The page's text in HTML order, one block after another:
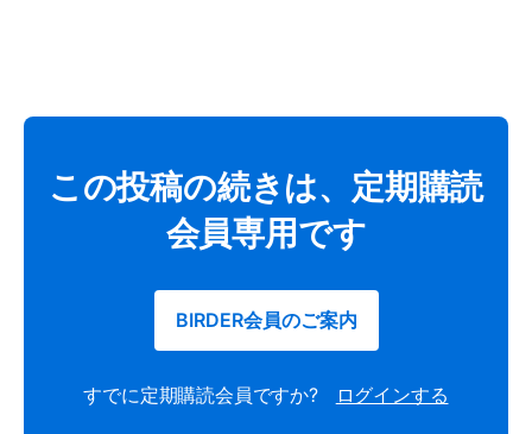
この投稿の続きは、定期購読
会員専用です
BIRDER会員のご案内
すでに定期購読会員ですか? ログインする